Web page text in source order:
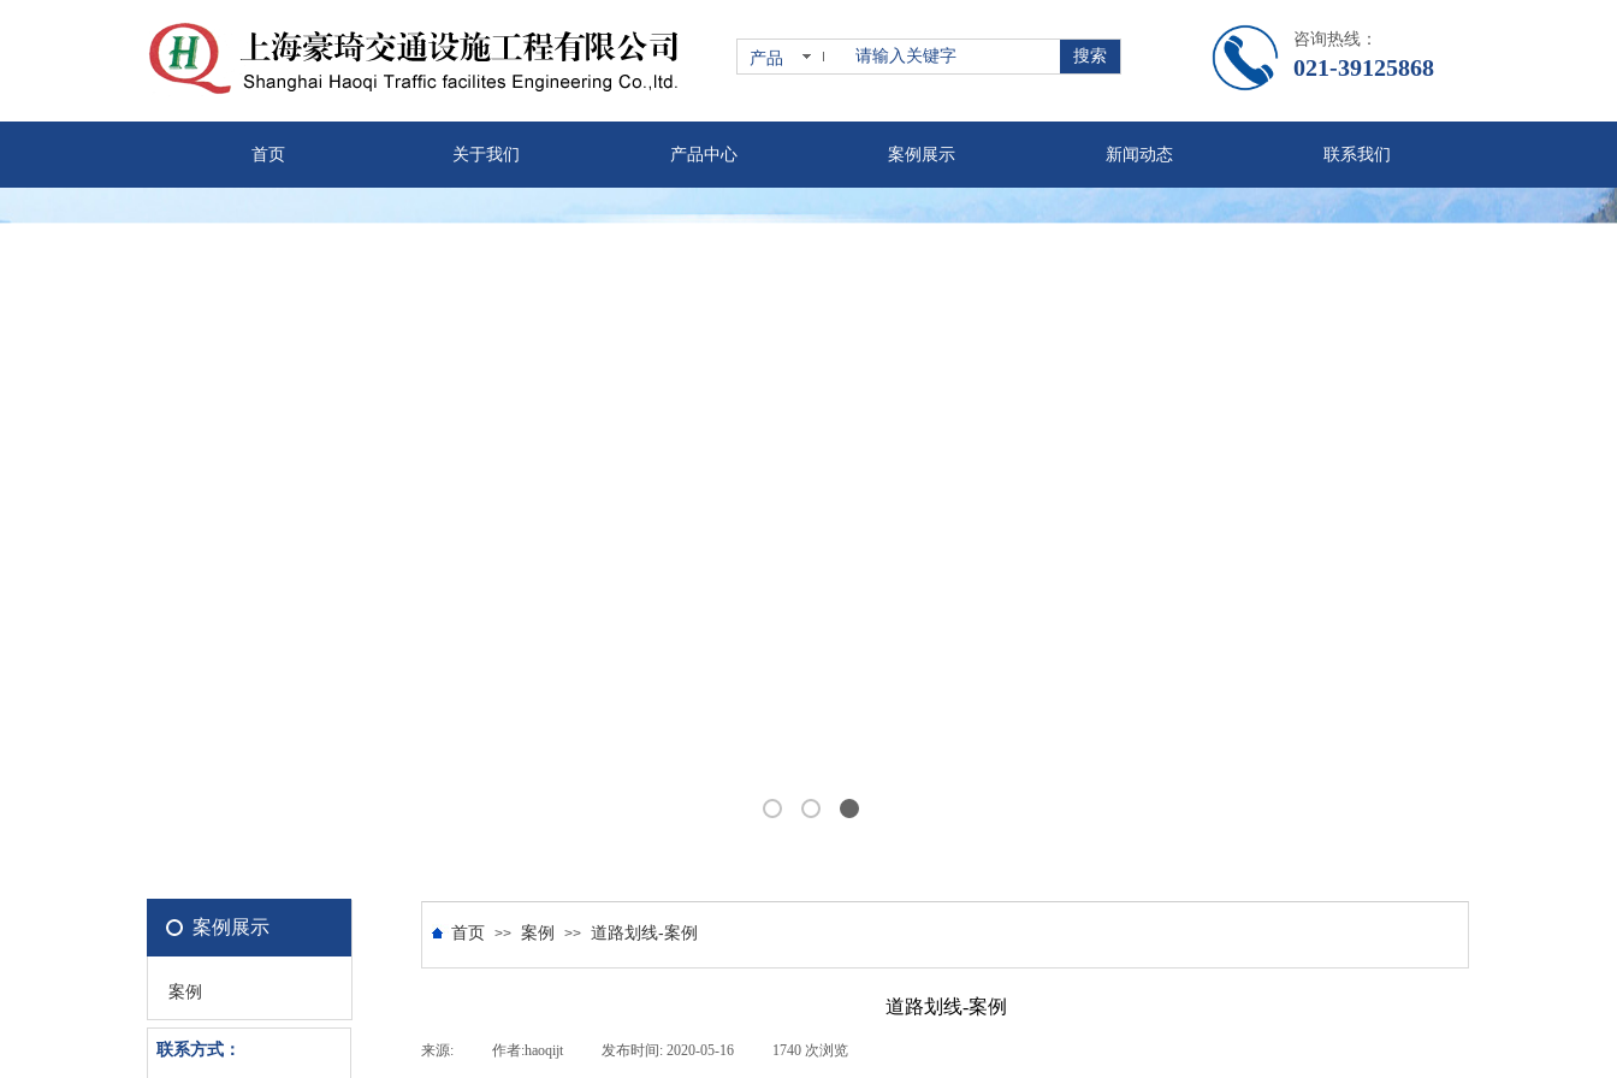
咨询热线：
021-39125868
产品 搜索
首页 关于我们 产品中心 案例展示 新闻动态 联系我们
案例
案例展示 首页 >> 案例 >> 道路划线-案例
道路划线-案例
来源: 作者:haoqijt 发布时间: 2020-05-16 1740 次浏览
联系方式：